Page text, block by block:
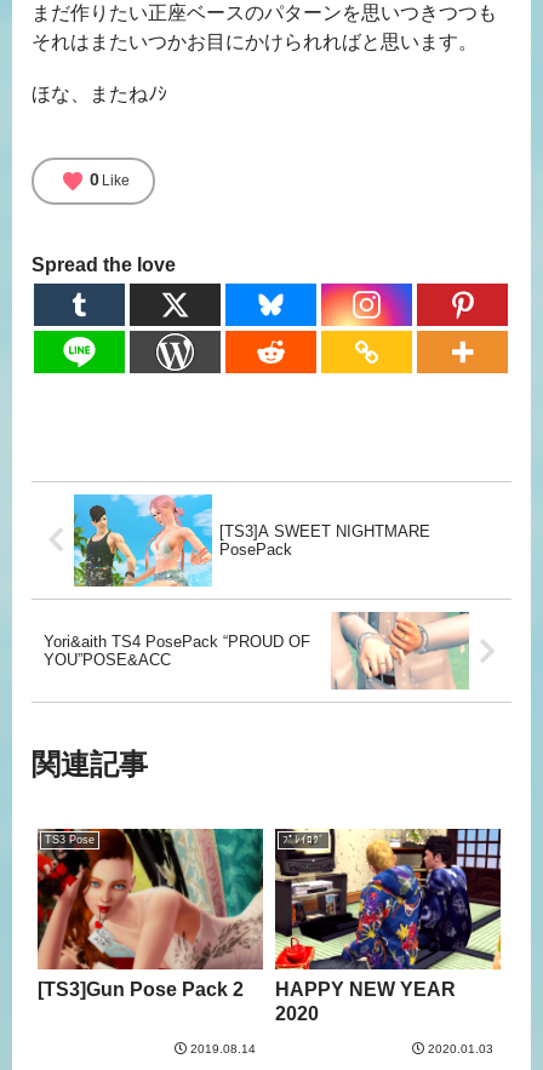
まだ作りたい正座ベースのパターンを思いつきつつも
それはまたいつかお目にかけられればと思います。
ほな、またねﾉｼ
favorite 0 Like
Spread the love
[TS3]A SWEET NIGHTMARE
PosePack
Yori&aith TS4 PosePack “PROUD OF
YOU”POSE&ACC
関連記事
TS3 Pose
[TS3]Gun Pose Pack 2
2019.08.14
ﾌﾟﾚｲﾛｸﾞ
HAPPY NEW YEAR
2020
2020.01.03